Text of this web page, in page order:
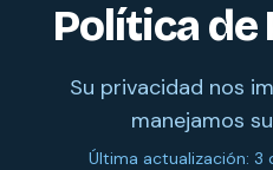
Política de
Su privacidad nos
manejamos
Última actualización: